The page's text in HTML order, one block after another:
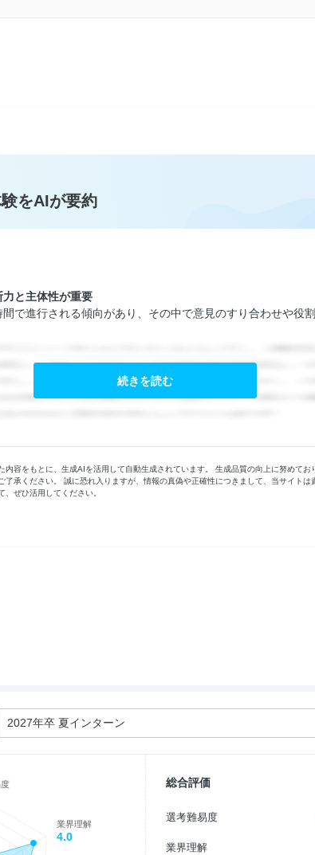
をAIが要約
と主体性が重要
で進行される傾向があり、その中で意見のすり合わせや役
続きを読む
容をもとに、生成AIを活用して自動生成されています。 生成品質の向上に努めてお
承ください。 誠に恐れ入りますが、情報の真偽や正確性につきまして、当サイト
ぜひ活用してください。
業界理解
4.0
総合評価
選考難易度
業界理解